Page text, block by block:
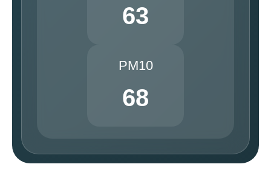
63
PM10
68